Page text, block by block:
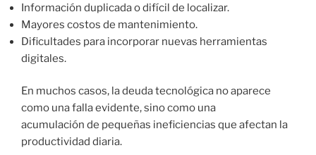
Información duplicada o difícil de localizar.
Mayores costos de mantenimiento.
Dificultades para incorporar nuevas herramientas
digitales.
En muchos casos, la deuda tecnológica no aparece
como una falla evidente, sino como una
acumulación de pequeñas ineficiencias que afectan la
productividad diaria.